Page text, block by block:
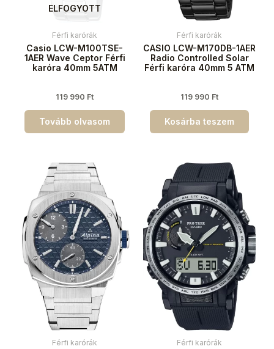
ELFOGYOTT
Férfi karórák
Casio LCW-M100TSE-
1AER Wave Ceptor Férfi
karóra 40mm 5ATM
119 990 Ft
Tovább olvasom
Férfi karórák
CASIO LCW-M170DB-1AER
Radio Controlled Solar
Férfi karóra 40mm 5 ATM
119 990 Ft
Kosárba teszem
Férfi karórák Férfi karórák